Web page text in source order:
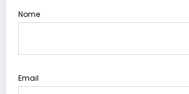
Nome
Email